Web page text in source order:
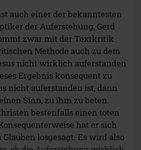
auch einer der bekanntesten
der Auferstehung, Gerd
zwar mit der Textkritik
Methode auch zu dem
nicht wirklich auferstanden
Ergebnis konsequent zu
nicht auferstanden ist, dann
Sinn, zu ihm zu beten.
bestenfalls einen toten
hat er sich
losgesagt. Es wird also